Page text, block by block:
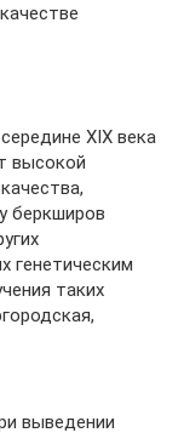
XIX века
высокой
беркширов
генетическим
таких
выведении